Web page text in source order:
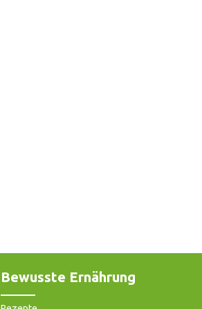
Bewusste Ernährung